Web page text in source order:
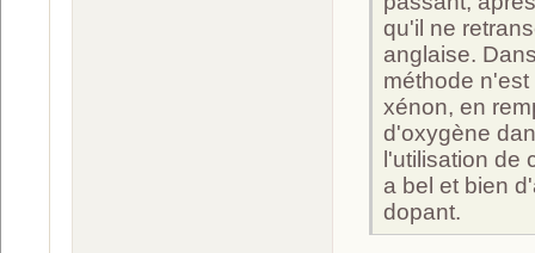
qu'il ne
anglaise.
méthode
xénon, en
d'oxygène
l'utilisation de
a bel et bien
dopant.